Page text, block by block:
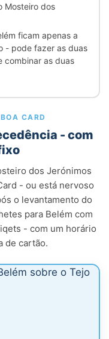
Mosteiro dos
ficam apenas a
- pode fazer as duas
combinar as duas
CARD
- com
dos Jerónimos
- ou está nervoso
o levantamento do
para Belém com
- com um horário
de cartão.